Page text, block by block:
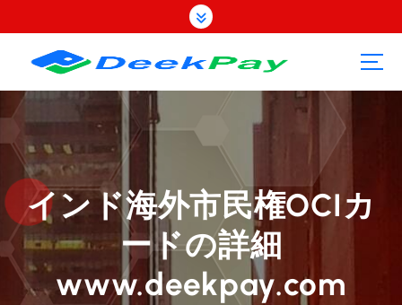
ン
ツ
プ
インド海外市民権OCIカ
ードの詳細
www.deekpay.com